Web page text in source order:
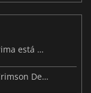
GTA VI: Para além dos atrasos, a obra-prima está quase a chegar
Pearl Abyss revela imagens de jogo de Crimson Desert para a PS5